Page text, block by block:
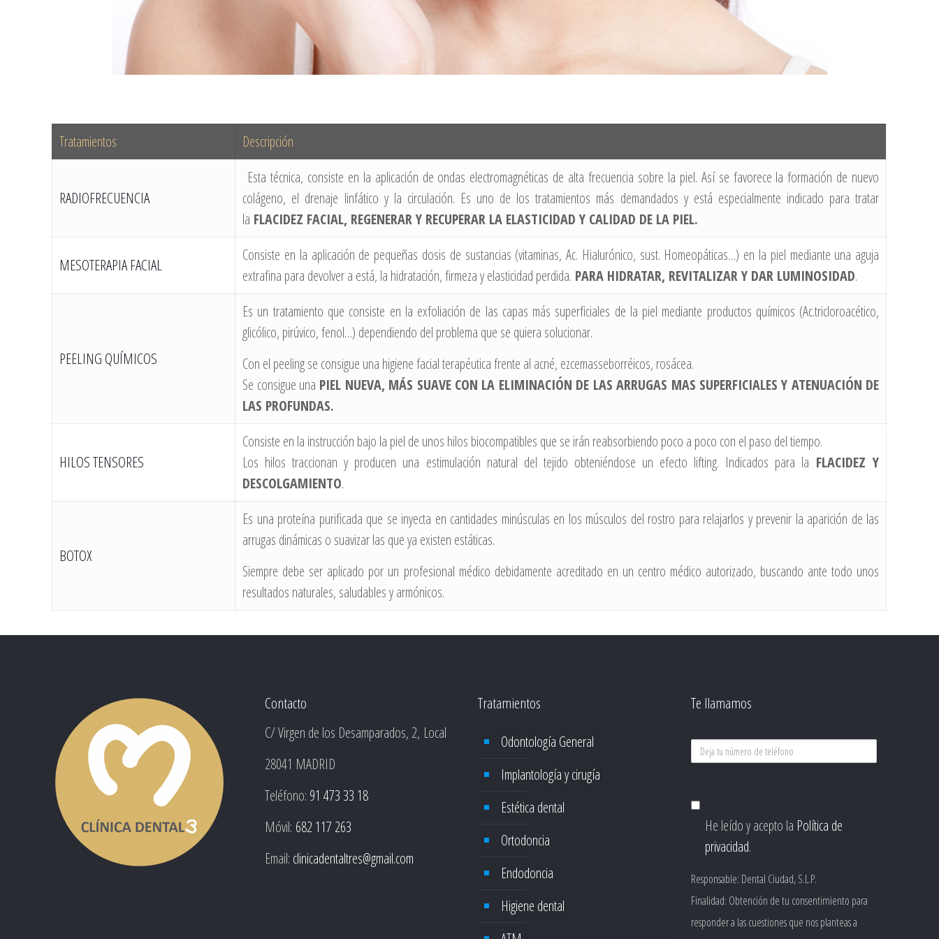
Tratamientos Descripción
RADIOFRECUENCIA
Esta técnica, consiste en la aplicación de ondas electromagnéticas de alta frecuencia sobre la piel. Así se favorece la formación de nuevo
colágeno, el drenaje linfático y la circulación. Es uno de los tratamientos más demandados y está especialmente indicado para tratar
la FLACIDEZ FACIAL, REGENERAR Y RECUPERAR LA ELASTICIDAD Y CALIDAD DE LA PIEL.
MESOTERAPIA FACIAL
Consiste en la aplicación de pequeñas dosis de sustancias (vitaminas, Ac. Hialurónico, sust. Homeopáticas…) en la piel mediante una aguja
extrafina para devolver a está, la hidratación, firmeza y elasticidad perdida. PARA HIDRATAR, REVITALIZAR Y DAR LUMINOSIDAD.
PEELING QUÍMICOS
Es un tratamiento que consiste en la exfoliación de las capas más superficiales de la piel mediante productos químicos (Ac.tricloroacético,
glicólico, pirúvico, fenol…) dependiendo del problema que se quiera solucionar.
Con el peeling se consigue una higiene facial terapéutica frente al acné, ezcemasseborréicos, rosácea.
Se consigue una PIEL NUEVA, MÁS SUAVE CON LA ELIMINACIÓN DE LAS ARRUGAS MAS SUPERFICIALES Y ATENUACIÓN DE
LAS PROFUNDAS.
HILOS TENSORES
Consiste en la instrucción bajo la piel de unos hilos biocompatibles que se irán reabsorbiendo poco a poco con el paso del tiempo.
Los hilos traccionan y producen una estimulación natural del tejido obteniéndose un efecto lifting. Indicados para la FLACIDEZ Y
DESCOLGAMIENTO.
BOTOX
Es una proteína purificada que se inyecta en cantidades minúsculas en los músculos del rostro para relajarlos y prevenir la aparición de las
arrugas dinámicas o suavizar las que ya existen estáticas.
Siempre debe ser aplicado por un profesional médico debidamente acreditado en un centro médico autorizado, buscando ante todo unos
resultados naturales, saludables y armónicos.
Contacto
C/ Virgen de los Desamparados, 2, Local
28041 MADRID
Teléfono: 91 473 33 18
Móvil: 682 117 263
Email: clinicadentaltres@gmail.com
Tratamientos
Odontología General
Implantología y cirugía
Estética dental
Ortodoncia
Endodoncia
Higiene dental
Te llamamos
Deja
de
teléfono
He leído y acepto la Política de
privacidad.
Responsable: Dental Ciudad, S.L.P.
Finalidad: Obtención de tu consentimiento para
responder a las cuestiones que nos planteas a